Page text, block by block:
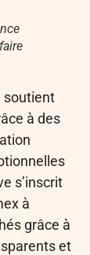
soutient
à des
s’inscrit
à
grâce à
et